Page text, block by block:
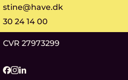
stine@have.dk
30 24 14 00
CVR 27973299